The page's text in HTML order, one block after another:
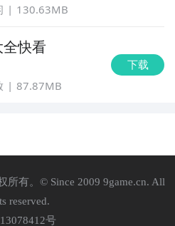
130.63MB
快看
87.87MB
下载
所有。© Since 2009 9game.cn. All
reserved.
号